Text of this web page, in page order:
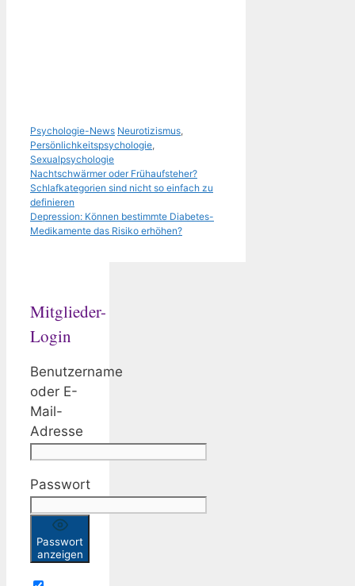
Kategorien
Psychologie-News Schlagwörter
Neurotizismus
Persönlichkeitspsychologie
Sexualpsychologie
Nachtschwärmer oder Frühaufsteher?
Schlafkategorien sind nicht so einfach zu
definieren
Depression: Können bestimmte Diabetes-
Medikamente das Risiko erhöhen?
Mitglieder-
Login
Benutzername
oder E-
Mail-
Adresse
Passwort
Passwort
anzeigen